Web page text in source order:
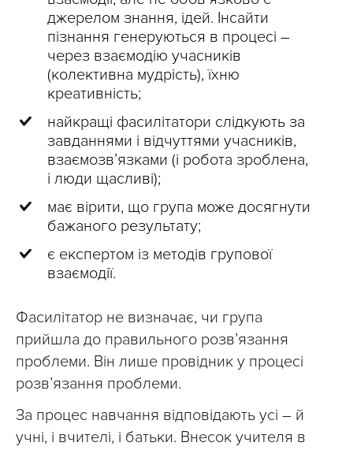
розв’язаною, як
тільки найшвидші
знайшли
відповідь
стосується,
зрозуміли
аргументацію
джерелом знання, ідей. Інсайти
пізнання генеруються в процесі –
через взаємодію учасників
(колективна мудрість), їхню
креативність;
найкращі фасилітатори слідкують за
завданнями і відчуттями учасників,
взаємозв’язками (і робота зроблена,
і люди щасливі);
має вірити, що група може досягнути
бажаного результату;
є експертом із методів групової
взаємодії.
Фасилітатор не визначає, чи група
прийшла до правильного розв’язання
проблеми. Він лише провідник у процесі
розв’язання проблеми.
За процес навчання відповідають усі – й
учні, і вчителі, і батьки. Внесок учителя в